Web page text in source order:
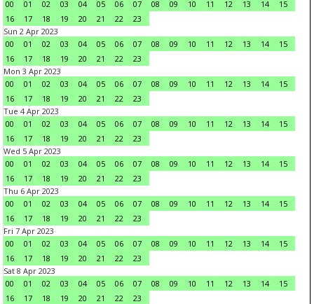
00
01 02 03 04 05 06 07 08 09 10 11 12 13 14
15
16
17 18 19 20 21 22
23
Sun 2 Apr 2023
00
01 02 03 04 05 06 07 08 09 10 11 12 13 14
15
16
17 18 19 20 21 22
23
Mon 3 Apr 2023
00
01 02 03 04 05 06 07 08 09 10 11 12 13 14
15
16
17 18 19 20 21 22
23
Tue 4 Apr 2023
00
01 02 03 04 05 06 07 08 09 10 11 12 13 14
15
16
17 18 19 20 21 22
23
Wed 5 Apr 2023
00
01 02 03 04 05 06 07 08 09 10 11 12 13 14
15
16
17 18 19 20 21 22
23
Thu 6 Apr 2023
00
01 02 03 04 05 06 07 08 09 10 11 12 13 14
15
16
17 18 19 20 21 22
23
Fri 7 Apr 2023
00
01 02 03 04 05 06 07 08 09 10 11 12 13 14
15
16
17 18 19 20 21 22
23
Sat 8 Apr 2023
00
01 02 03 04 05 06 07 08 09 10 11 12 13 14
15
16
17 18 19 20 21 22
23